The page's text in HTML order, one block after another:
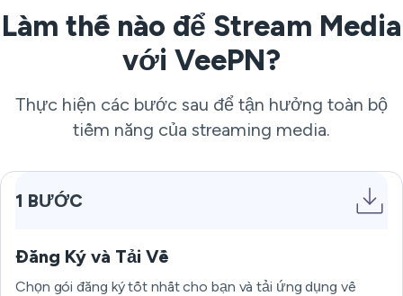
Làm thế nào để Stream Media
với VeePN?
Thực hiện các bước sau để tận hưởng toàn bộ
tiềm năng của streaming media.
1 BƯỚC
Đăng Ký và Tải Về
Chọn gói đăng ký tốt nhất cho bạn và tải ứng dụng về